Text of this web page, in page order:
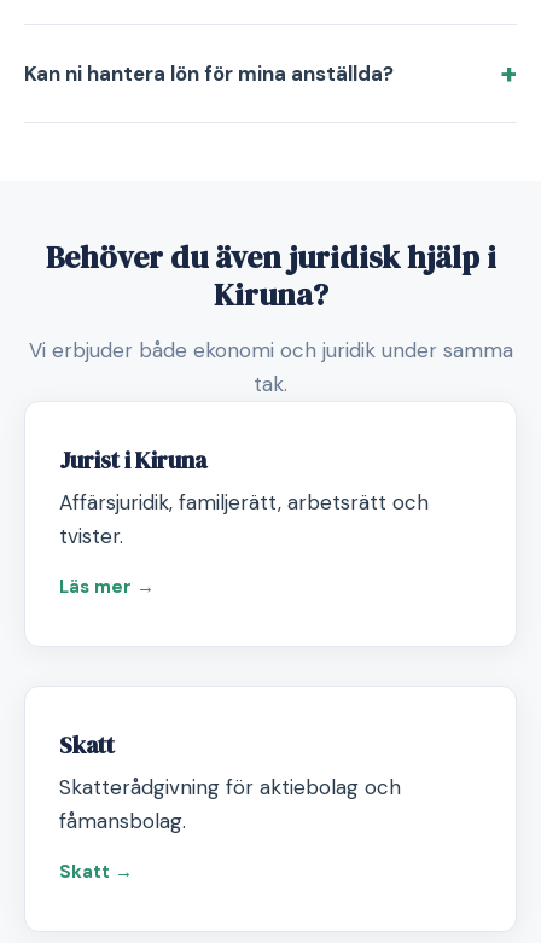
Kan ni hantera lön för mina anställda?
Behöver du även juridisk hjälp i
Kiruna?
Vi erbjuder både ekonomi och juridik under samma
tak.
Jurist i Kiruna
Affärsjuridik, familjerätt, arbetsrätt och
tvister.
Läs mer →
Skatt
Skatterådgivning för aktiebolag och
fåmansbolag.
Skatt →